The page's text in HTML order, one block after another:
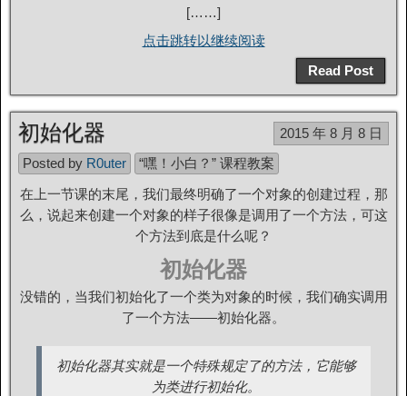
[……]
点击跳转以继续阅读
Read Post
初始化器
2015 年 8 月 8 日
Posted by R0uter
“嘿！小白？” 课程教案
在上一节课的末尾，我们最终明确了一个对象的创建过程，那
么，说起来创建一个对象的样子很像是调用了一个方法，可这
个方法到底是什么呢？
初始化器
没错的，当我们初始化了一个类为对象的时候，我们确实调用
了一个方法——初始化器。
初始化器其实就是一个特殊规定了的方法，它能够
为类进行初始化。